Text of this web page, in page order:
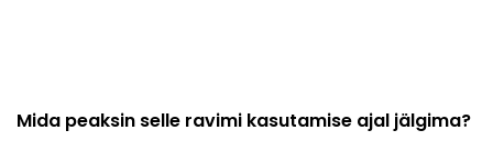
Mida peaksin selle ravimi kasutamise ajal jälgima?